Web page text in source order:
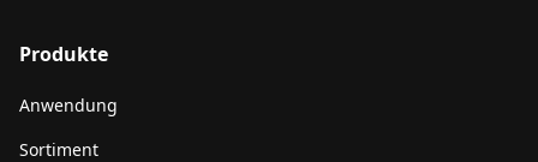
Produkte
Anwendung
Sortiment